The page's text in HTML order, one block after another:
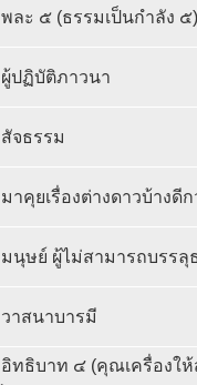
พละ ๕ (ธรรมเป็นกำลัง ๕)
ผู้ปฏิบัติภาวนา
สัจธรรม
มาคุยเรื่องต่างดาวบ้างดีก
มนุษย์ ผู้ไม่สามารถบรรลุ
วาสนาบารมี
อิทธิบาท ๔ (คุณเครื่องให้